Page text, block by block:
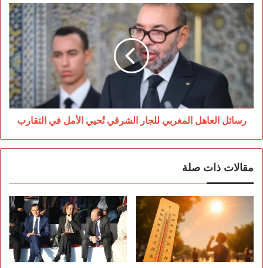
رسائل
العاهل
المغربي
للجار
الشرقي
تُحيي
الأمل
في
التقارب
رسائل العاهل المغربي للجار الشرقي تُحيي الأمل في التقارب
مقالات ذات صلة